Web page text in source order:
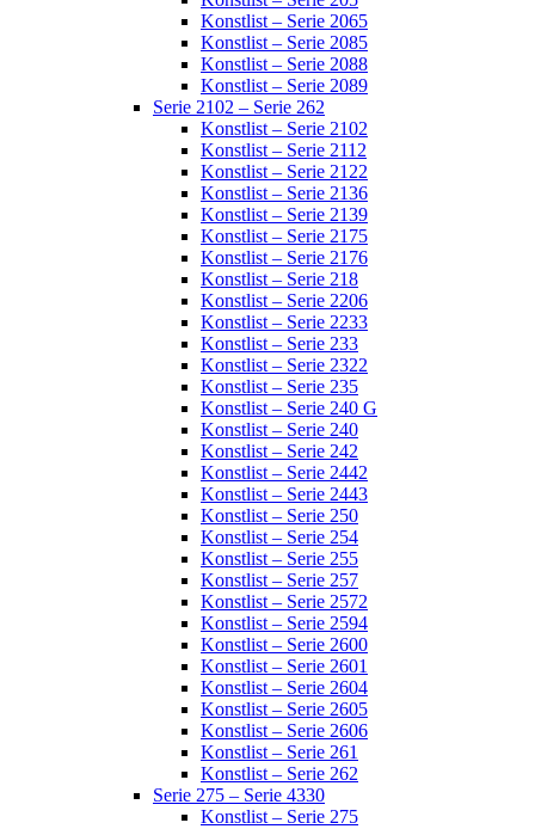
Konstlist – Serie 2065
Konstlist – Serie 2085
Konstlist – Serie 2088
Konstlist – Serie 2089
Serie 2102 – Serie 262
Konstlist – Serie 2102
Konstlist – Serie 2112
Konstlist – Serie 2122
Konstlist – Serie 2136
Konstlist – Serie 2139
Konstlist – Serie 2175
Konstlist – Serie 2176
Konstlist – Serie 218
Konstlist – Serie 2206
Konstlist – Serie 2233
Konstlist – Serie 233
Konstlist – Serie 2322
Konstlist – Serie 235
Konstlist – Serie 240 G
Konstlist – Serie 240
Konstlist – Serie 242
Konstlist – Serie 2442
Konstlist – Serie 2443
Konstlist – Serie 250
Konstlist – Serie 254
Konstlist – Serie 255
Konstlist – Serie 257
Konstlist – Serie 2572
Konstlist – Serie 2594
Konstlist – Serie 2600
Konstlist – Serie 2601
Konstlist – Serie 2604
Konstlist – Serie 2605
Konstlist – Serie 2606
Konstlist – Serie 261
Konstlist – Serie 262
Serie 275 – Serie 4330
Konstlist – Serie 275